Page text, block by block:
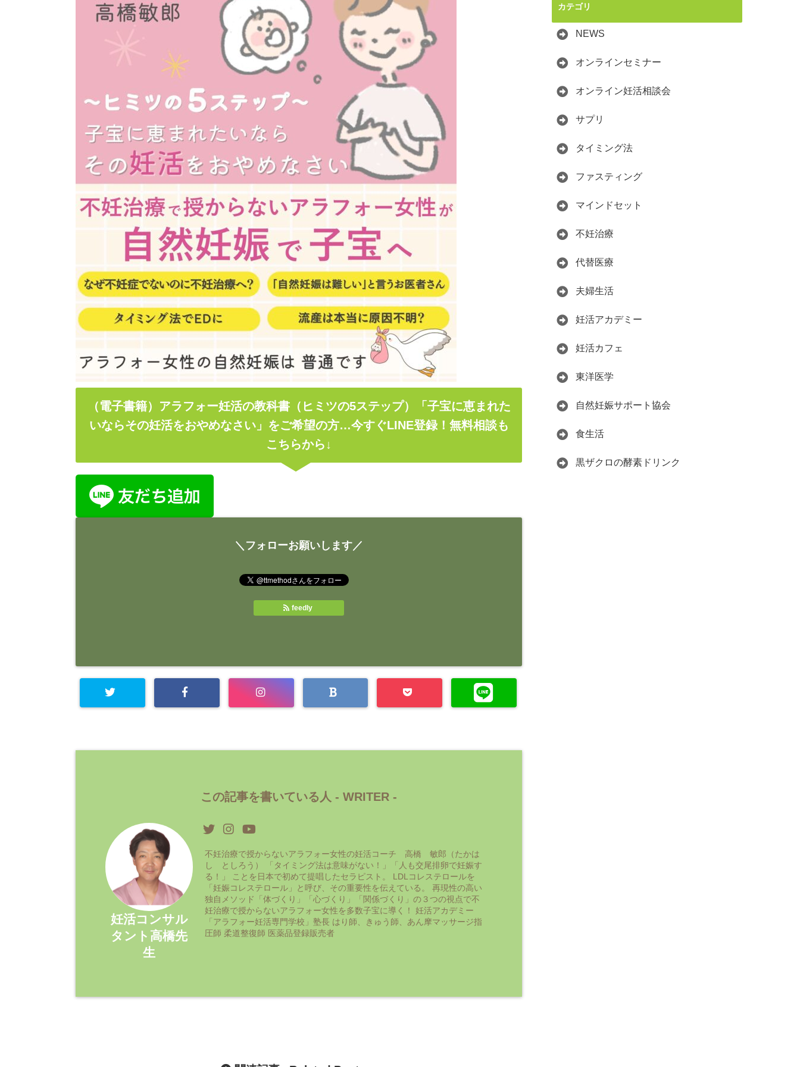
（電子書籍）アラフォー妊活の教科書（ヒミツの5ステップ）「子宝に恵まれた
いならその妊活をおやめなさい」をご希望の方…今すぐLINE登録！無料相談も
こちらから↓
＼フォローお願いします／
feedly
この記事を書いている人 - WRITER -
妊活コンサル
タント高橋先
生
不妊治療で授からないアラフォー女性の妊活コーチ 高橋 敏郎（たかは
し としろう） 「タイミング法は意味がない！」「人も交尾排卵で妊娠す
る！」 ことを日本で初めて提唱したセラピスト。 LDLコレステロールを
「妊娠コレステロール」と呼び、その重要性を伝えている。 再現性の高い
独自メソッド「体づくり」「心づくり」「関係づくり」の３つの視点で不
妊治療で授からないアラフォー女性を多数子宝に導く！ 妊活アカデミー
「アラフォー妊活専門学校」塾長 はり師、きゅう師、あん摩マッサージ指
圧師 柔道整復師 医薬品登録販売者
カテゴリ
NEWS
オンラインセミナー
オンライン妊活相談会
サプリ
タイミング法
ファスティング
マインドセット
不妊治療
代替医療
夫婦生活
妊活アカデミー
妊活カフェ
東洋医学
自然妊娠サポート協会
食生活
黒ザクロの酵素ドリンク